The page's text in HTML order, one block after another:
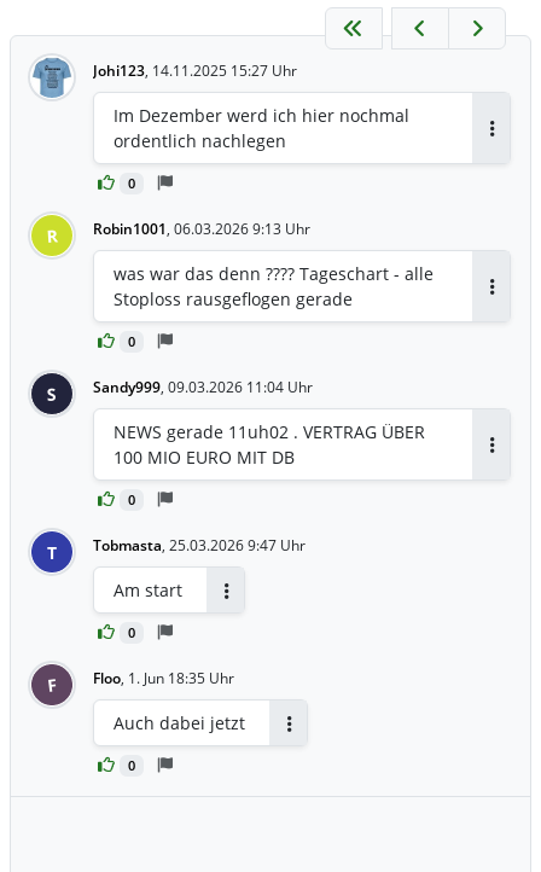
Johi123, 14.11.2025 15:27 Uhr
0
Im Dezember werd ich hier nochmal
ordentlich nachlegen
R Robin1001, 06.03.2026 9:13 Uhr
0
was war das denn ???? Tageschart - alle
Stoploss rausgeflogen gerade
S Sandy999, 09.03.2026 11:04 Uhr
0
NEWS gerade 11uh02 . VERTRAG ÜBER
100 MIO EURO MIT DB
T Tobmasta, 25.03.2026 9:47 Uhr
0
Am start
F Floo, 1. Jun 18:35 Uhr
0
Auch dabei jetzt